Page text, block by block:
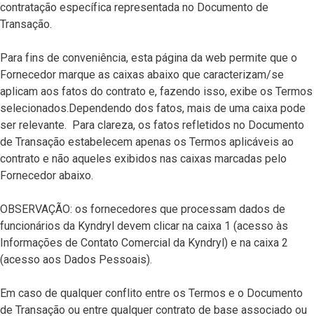
contratação específica representada no Documento de
Transação.
Para fins de conveniência, esta página da web permite que o
Fornecedor marque as caixas abaixo que caracterizam/se
aplicam aos fatos do contrato e, fazendo isso, exibe os Termos
selecionados.Dependendo dos fatos, mais de uma caixa pode
ser relevante. Para clareza, os fatos refletidos no Documento
de Transação estabelecem apenas os Termos aplicáveis ao
contrato e não aqueles exibidos nas caixas marcadas pelo
Fornecedor abaixo.
OBSERVAÇÃO: os fornecedores que processam dados de
funcionários da Kyndryl devem clicar na caixa 1 (acesso às
Informações de Contato Comercial da Kyndryl) e na caixa 2
(acesso aos Dados Pessoais).
Em caso de qualquer conflito entre os Termos e o Documento
de Transação ou entre qualquer contrato de base associado ou